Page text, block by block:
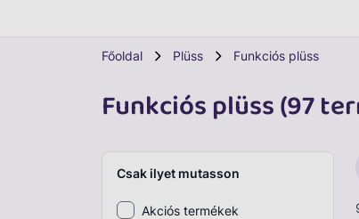
LEGO
Autó, jármű
Főoldal Plüss Funkciós plüss
Funkciós plüss (97
Csak ilyet mutasson
Akciós termékek